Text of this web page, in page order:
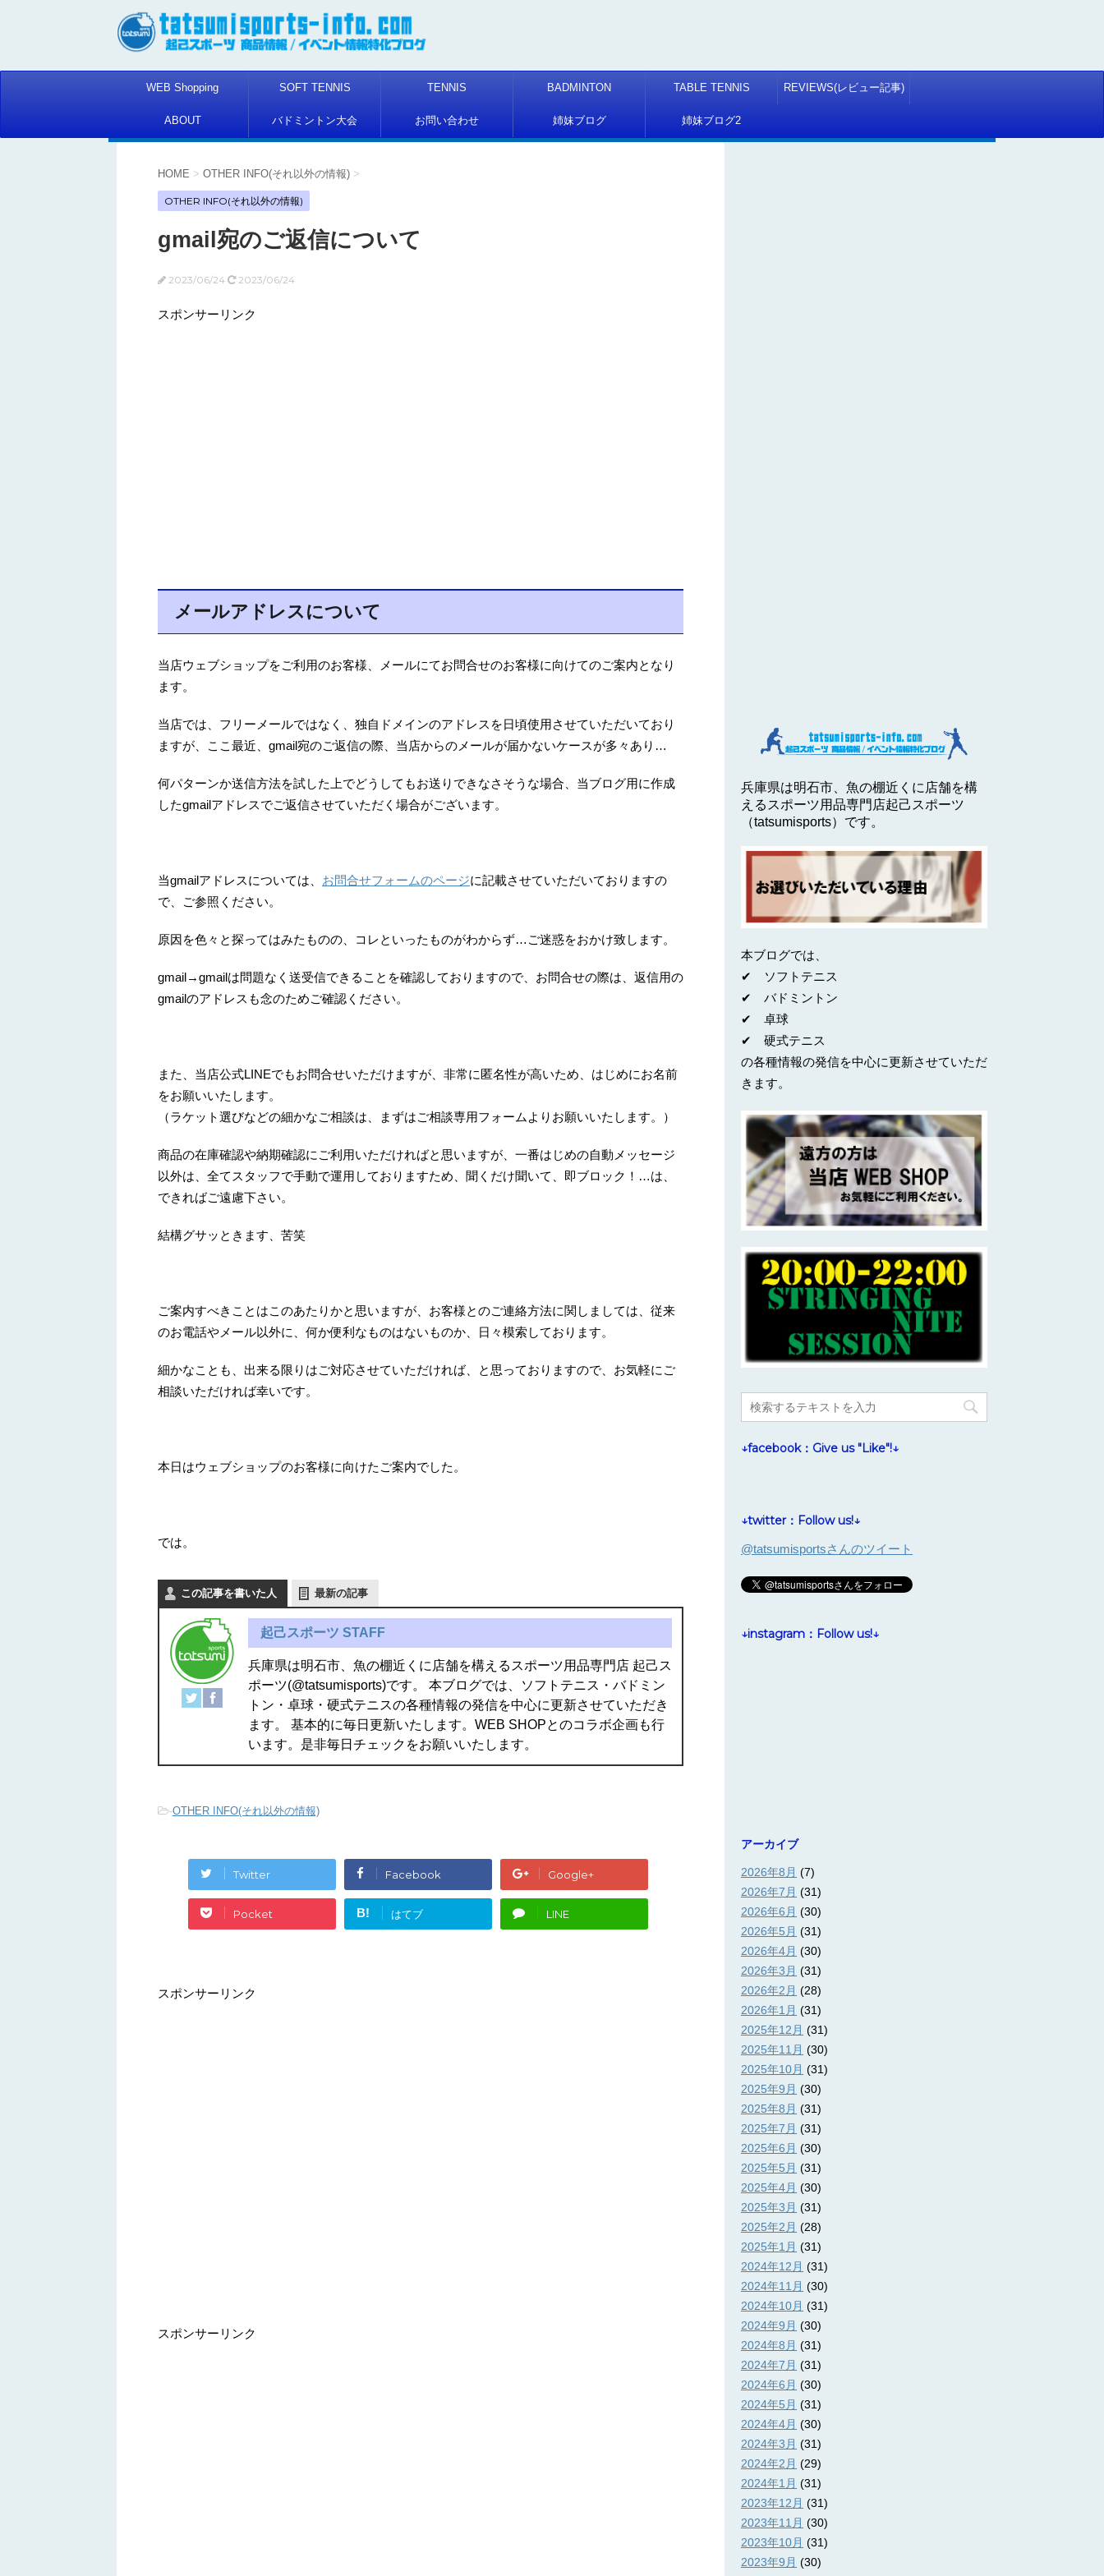
WEB Shopping SOFT TENNIS TENNIS BADMINTON TABLE TENNIS REVIEWS(レビュー記事)
ABOUT バドミントン大会 お問い合わせ 姉妹ブログ 姉妹ブログ2
HOME > OTHER INFO(それ以外の情報) >
OTHER INFO(それ以外の情報)
gmail宛のご返信について
2023/06/24 2023/06/24
スポンサーリンク
メールアドレスについて
当店ウェブショップをご利用のお客様、メールにてお問合せのお客様に向けてのご案内となり
ます。
当店では、フリーメールではなく、独自ドメインのアドレスを日頃使用させていただいており
ますが、ここ最近、gmail宛のご返信の際、当店からのメールが届かないケースが多々あり…
何パターンか送信方法を試した上でどうしてもお送りできなさそうな場合、当ブログ用に作成
したgmailアドレスでご返信させていただく場合がございます。
当gmailアドレスについては、 お問合せフォームのページに記載させていただいておりますの
で、ご参照ください。
原因を色々と探ってはみたものの、コレといったものがわからず…ご迷惑をおかけ致します。
gmail→gmailは問題なく送受信できることを確認しておりますので、お問合せの際は、返信用の
gmailのアドレスも念のためご確認ください。
また、当店公式LINEでもお問合せいただけますが、非常に匿名性が高いため、はじめにお名前
をお願いいたします。
（ラケット選びなどの細かなご相談は、まずはご相談専用フォームよりお願いいたします。）
商品の在庫確認や納期確認にご利用いただければと思いますが、一番はじめの自動メッセージ
以外は、全てスタッフで手動で運用しておりますため、聞くだけ聞いて、即ブロック！…は、
できればご遠慮下さい。
結構グサッときます、苦笑
ご案内すべきことはこのあたりかと思いますが、お客様とのご連絡方法に関しましては、従来
のお電話やメール以外に、何か便利なものはないものか、日々模索しております。
細かなことも、出来る限りはご対応させていただければ、と思っておりますので、お気軽にご
相談いただければ幸いです。
本日はウェブショップのお客様に向けたご案内でした。
では。
この記事を書いた人 最新の記事
起己スポーツ STAFF
兵庫県は明石市、魚の棚近くに店舗を構えるスポーツ用品専門店 起己ス
ポーツ(@tatsumisports)です。 本ブログでは、ソフトテニス・バドミン
トン・卓球・硬式テニスの各種情報の発信を中心に更新させていただき
ます。 基本的に毎日更新いたします。WEB SHOPとのコラボ企画も行
います。是非毎日チェックをお願いいたします。
-OTHER INFO(それ以外の情報)
Twitter Facebook Google+
Pocket B! はてブ LINE
スポンサーリンク
スポンサーリンク
兵庫県は明石市、魚の棚近くに店舗を構
えるスポーツ用品専門店起己スポーツ
（tatsumisports）です。
本ブログでは、
✔ ソフトテニス
✔ バドミントン
✔ 卓球
✔ 硬式テニス
の各種情報の発信を中心に更新させていただ
きます。
↓facebook：Give us "Like"!↓
↓twitter：Follow us!↓
@tatsumisportsさんのツイート
↓instagram：Follow us!↓
アーカイブ
2026年8月 (7)
2026年7月 (31)
2026年6月 (30)
2026年5月 (31)
2026年4月 (30)
2026年3月 (31)
2026年2月 (28)
2026年1月 (31)
2025年12月 (31)
2025年11月 (30)
2025年10月 (31)
2025年9月 (30)
2025年8月 (31)
2025年7月 (31)
2025年6月 (30)
2025年5月 (31)
2025年4月 (30)
2025年3月 (31)
2025年2月 (28)
2025年1月 (31)
2024年12月 (31)
2024年11月 (30)
2024年10月 (31)
2024年9月 (30)
2024年8月 (31)
2024年7月 (31)
2024年6月 (30)
2024年5月 (31)
2024年4月 (30)
2024年3月 (31)
2024年2月 (29)
2024年1月 (31)
2023年12月 (31)
2023年11月 (30)
2023年10月 (31)
2023年9月 (30)